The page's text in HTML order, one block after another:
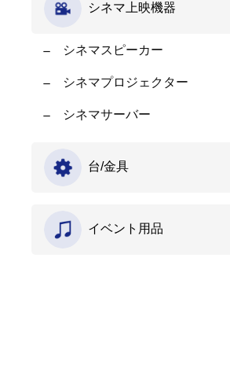
シネマ上映機器
シネマスピーカー
シネマプロジェクター
シネマサーバー
台/金具
イベント用品